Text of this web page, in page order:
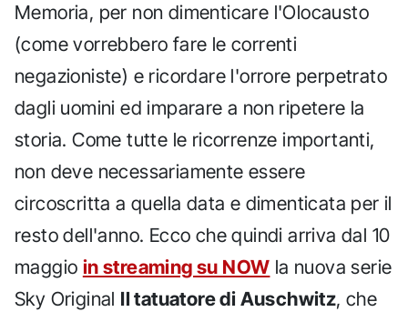
Memoria, per non dimenticare l'Olocausto
(come vorrebbero fare le correnti
negazioniste) e ricordare l'orrore perpetrato
dagli uomini ed imparare a non ripetere la
storia. Come tutte le ricorrenze importanti,
non deve necessariamente essere
circoscritta a quella data e dimenticata per il
resto dell'anno. Ecco che quindi arriva dal 10
maggio in streaming su NOW la nuova serie
Sky Original Il tatuatore di Auschwitz, che